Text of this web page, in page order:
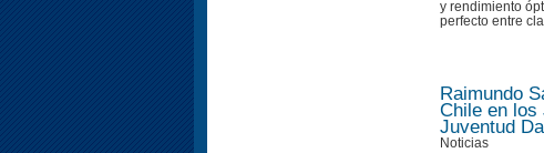
y rendimiento
perfecto entre
Raimundo
Chile en los
Juventud
Noticias